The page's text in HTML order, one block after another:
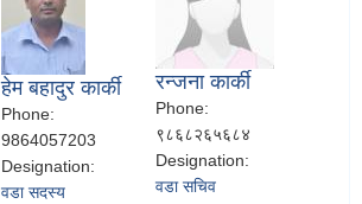
हेम बहादुर कार्की
Phone:
9864057203
Designation:
वडा सदस्य
रन्जना कार्की
Phone:
९८६८२६५६८४
Designation:
वडा सचिव